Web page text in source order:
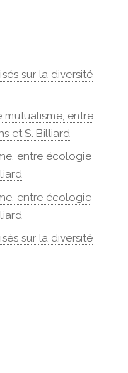
sur la diversité
mutualisme, entre
et S. Billiard
entre écologie
entre écologie
sur la diversité